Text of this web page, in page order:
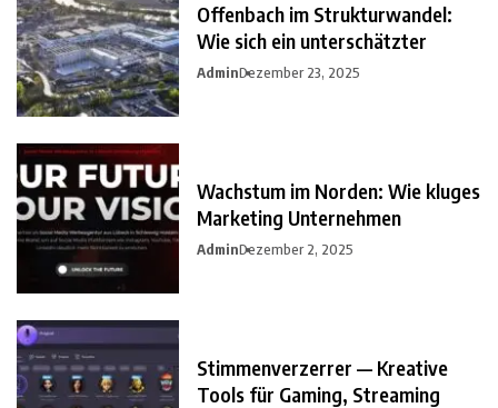
Offenbach im Strukturwandel:
Wie sich ein unterschätzter
AdminDezember 23, 2025
Wachstum im Norden: Wie kluges
Marketing Unternehmen
AdminDezember 2, 2025
Stimmenverzerrer — Kreative
Tools für Gaming, Streaming